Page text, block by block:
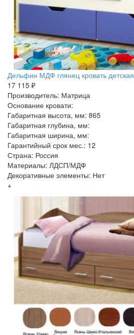
Дельфин МДФ глянец кровать детская
17 115 ₽
Производитель: Матрица
Основание кровати:
Габаритная высота, мм: 865
Габаритная глубина, мм:
Габаритная ширина, мм:
Гарантийный срок мес.: 12
Страна: Россия
Материалы: ЛДСП/МДФ
Декоративные элементы: Нет
+